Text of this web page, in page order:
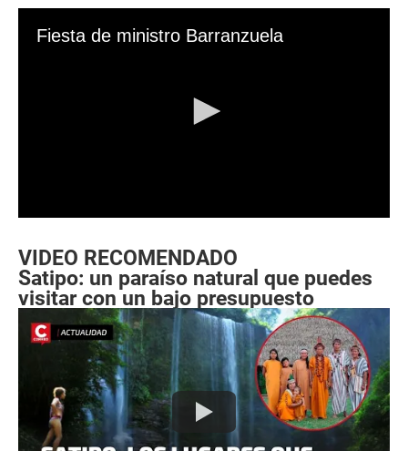
Fiesta de ministro Barranzuela
e
c
o
n
d
o
n
VIDEO RECOMENDADO
Satipo: un paraíso natural que puedes
visitar con un bajo presupuesto